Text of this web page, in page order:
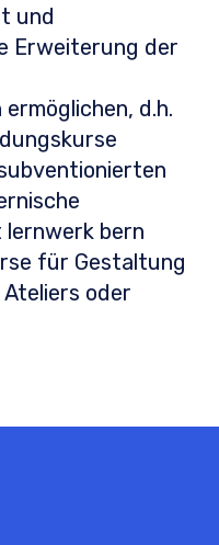
und
Erweiterung der
d.h.
lernwerk bern
für Gestaltung
oder